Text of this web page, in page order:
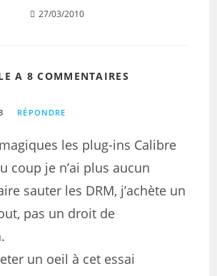
27/03/2010
A 8 COMMENTAIRES
RÉPONDRE
les plug-ins Calibre
coup je n’ai plus aucun
sauter les DRM, j’achète un
pas un droit de
un oeil à cet essai